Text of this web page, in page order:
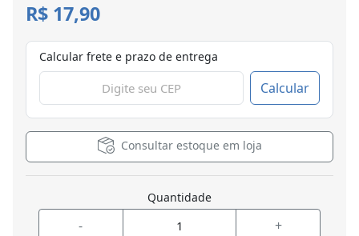
R$ 17,90
Calcular frete e prazo de entrega
Calcular
Consultar estoque em loja
Quantidade
- +